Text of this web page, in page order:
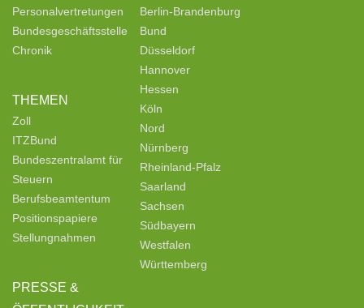
Personalvertretungen
Bundesgeschäftsstelle
Chronik
THEMEN
Zoll
ITZBund
Bundeszentralamt für
Steuern
Berufsbeamtentum
Positionspapiere
Stellungnahmen
PRESSE &
Berlin-Brandenburg
Bund
Düsseldorf
Hannover
Hessen
Köln
Nord
Nürnberg
Rheinland-Pfalz
Saarland
Sachsen
Südbayern
Westfalen
Württemberg